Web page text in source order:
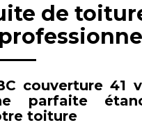
de
couverture 41
parfaite
toiture